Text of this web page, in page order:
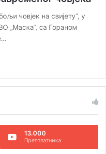
човјек на свијету“, у
„Маска“, са Гораном
13.000
Претплатника